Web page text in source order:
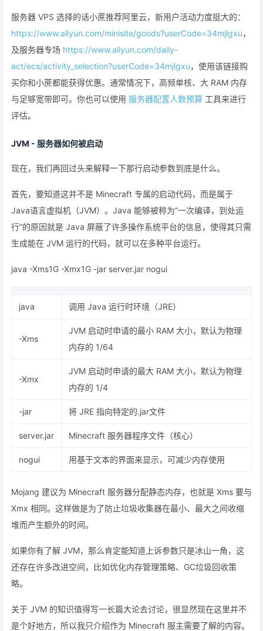
服务器 VPS 选择的话小蔗推荐阿里云，新用户活动力度挺大的：
https://www.aliyun.com/minisite/goods?userCode=34mjlgxu，
及服务器专场 https://www.aliyun.com/daily-
act/ecs/activity_selection?userCode=34mjlgxu，使用该链接购
买你和小蔗都能获得优惠。通常情况下，高频单核、大 RAM 内存
与足够宽带即可。你也可以使用 服务器配置人数预算 工具来进行
评估。
JVM - 服务器如何被启动
现在，我们再回过头来解释一下那行启动参数到底是什么。
首先，要知道这并不是 Minecraft 专属的启动代码，而是属于
Java语言虚拟机（JVM）。Java 能够被称为“一次编译，到处运
行”的原因就是 Java 屏蔽了许多操作系统平台的信息，使得其只需
生成能在 JVM 运行的代码，就可以在多种平台运行。
java -Xms1G -Xmx1G -jar server.jar nogui
java 调用 Java 运行时环境（JRE）
-Xms
JVM 启动时申请的最小 RAM 大小，默认为物理
内存的 1/64
-Xmx
JVM 启动时申请的最大 RAM 大小，默认为物理
内存的 1/4
-jar 将 JRE 指向特定的.jar文件
server.jar Minecraft 服务器程序文件（核心）
nogui 用基于文本的界面来显示，可减少内存使用
Mojang 建议为 Minecraft 服务器分配静态内存，也就是 Xms 要与
Xmx 相同。这样做是为了防止垃圾收集器在最小、最大之间收缩
堆而产生额外的时间。
如果你有了解 JVM，那么肯定能知道上诉参数只是冰山一角，这
还存在许多改进空间，比如优化内存管理策略、GC垃圾回收策
略。
关于 JVM 的知识值得写一长篇大论去讨论，很显然现在这里并不
是个好地方，所以我只介绍作为 Minecraft 服主需要了解的内容。